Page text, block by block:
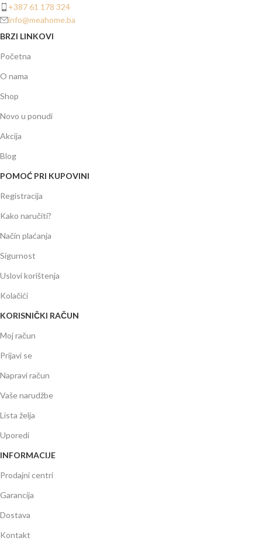
+387 61 178 324
info@meahome.ba
BRZI LINKOVI
Početna
O nama
Shop
Novo u ponudi
Akcija
Blog
POMOĆ PRI KUPOVINI
Registracija
Kako naručiti?
Način plaćanja
Sigurnost
Uslovi korištenja
Kolačići
KORISNIČKI RAČUN
Moj račun
Prijavi se
Napravi račun
Vaše narudžbe
Lista želja
Uporedi
INFORMACIJE
Prodajni centri
Garancija
Dostava
Kontakt